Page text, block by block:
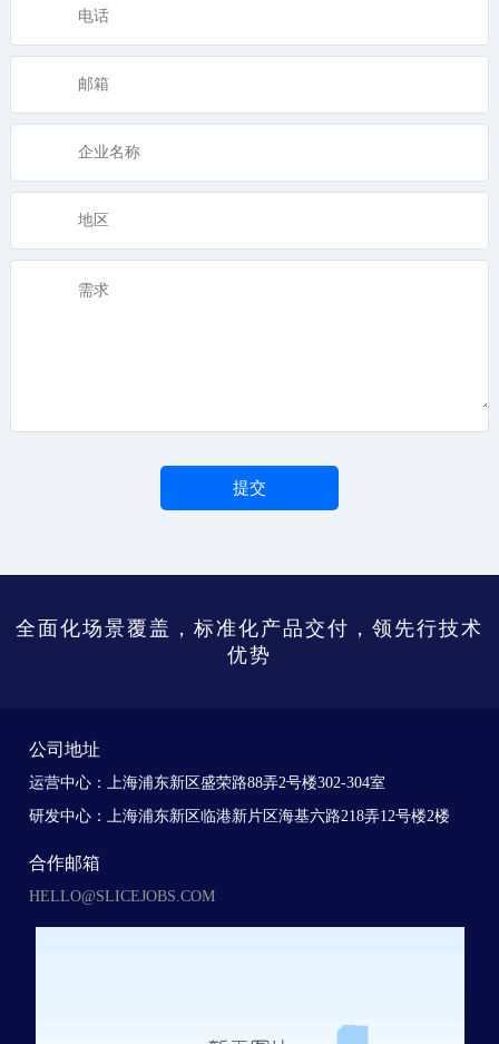
全面化场景覆盖，标准化产品交付，领先行技术
优势
公司地址
运营中心：上海浦东新区盛荣路88弄2号楼302-304室
研发中心：上海浦东新区临港新片区海基六路218弄12号楼2楼
合作邮箱
HELLO@SLICEJOBS.COM